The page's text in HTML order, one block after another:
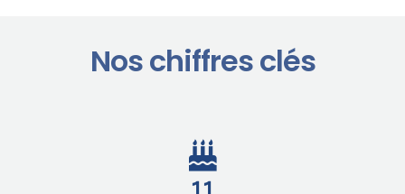
Nos chiffres clés